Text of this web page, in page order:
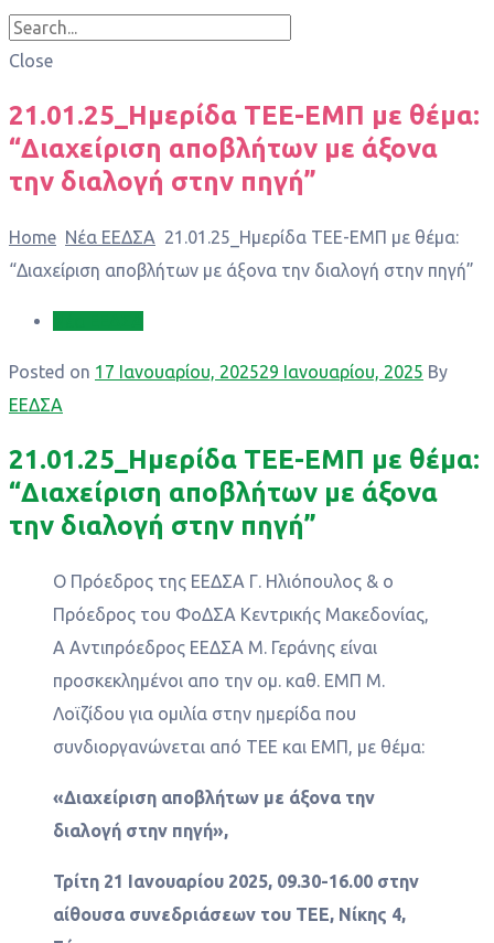
Close
21.01.25_Ημερίδα ΤΕΕ-ΕΜΠ με θέμα:
“Διαχείριση αποβλήτων με άξονα
την διαλογή στην πηγή”
Home Νέα ΕΕΔΣΑ 21.01.25_Ημερίδα ΤΕΕ-ΕΜΠ με θέμα:
“Διαχείριση αποβλήτων με άξονα την διαλογή στην πηγή”
Posted on 17 Ιανουαρίου, 202529 Ιανουαρίου, 2025 By
ΕΕΔΣΑ
21.01.25_Ημερίδα ΤΕΕ-ΕΜΠ με θέμα:
“Διαχείριση αποβλήτων με άξονα
την διαλογή στην πηγή”
Ο Πρόεδρος της ΕΕΔΣΑ Γ. Ηλιόπουλος & ο
Πρόεδρος του ΦοΔΣΑ Κεντρικής Μακεδονίας,
Α Αντιπρόεδρος ΕΕΔΣΑ Μ. Γεράνης είναι
προσκεκλημένοι απο την ομ. καθ. ΕΜΠ Μ.
Λοϊζίδου για ομιλία στην ημερίδα που
συνδιοργανώνεται από ΤΕΕ και ΕΜΠ, με θέμα:
«Διαχείριση αποβλήτων με άξονα την
διαλογή στην πηγή»,
Τρίτη 21 Ιανουαρίου 2025, 09.30-16.00 στην
αίθουσα συνεδριάσεων του ΤΕΕ, Νίκης 4,